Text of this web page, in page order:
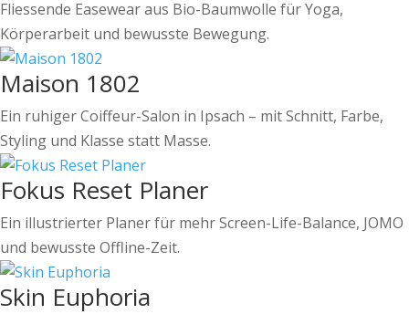
Fliessende Easewear aus Bio-Baumwolle für Yoga,
Körperarbeit und bewusste Bewegung.
Maison 1802
Ein ruhiger Coiffeur-Salon in Ipsach – mit Schnitt, Farbe,
Styling und Klasse statt Masse.
Fokus Reset Planer
Ein illustrierter Planer für mehr Screen-Life-Balance, JOMO
und bewusste Offline-Zeit.
Skin Euphoria